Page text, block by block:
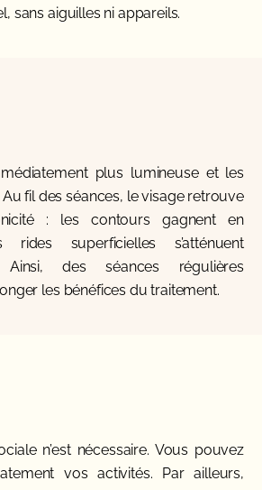
sans aiguilles ni appareils.
plus lumineuse et les
fil des séances, le visage retrouve
: les contours gagnent en
superficielles s’atténuent
Ainsi, des séances régulières
les bénéfices du traitement.
n’est nécessaire. Vous pouvez
vos activités. Par ailleurs,